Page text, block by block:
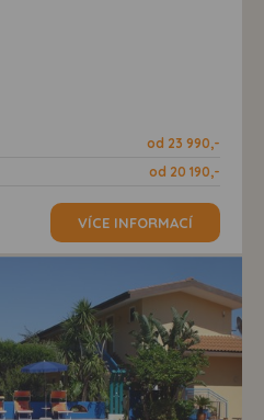
od 23 990,-
od 20 190,-
VÍCE INFORMACÍ